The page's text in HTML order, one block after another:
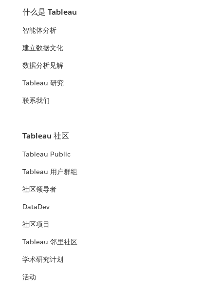
什么是 Tableau
智能体分析
建立数据文化
数据分析见解
Tableau 研究
联系我们
Tableau 社区
Tableau Public
Tableau 用户群组
社区领导者
DataDev
社区项目
Tableau 邻里社区
学术研究计划
活动